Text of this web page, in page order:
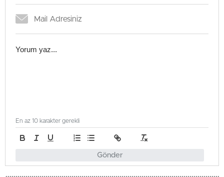
Gönder
En az 10 karakter gerekli